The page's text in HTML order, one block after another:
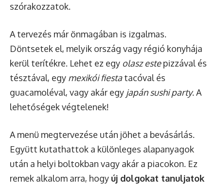
szórakozzatok.
A tervezés már önmagában is izgalmas.
Döntsetek el, melyik ország vagy régió konyhája
kerül terítékre. Lehet ez egy olasz estepizzával és
tésztával, egy mexikói fiestatacóval és
guacamoléval, vagy akár egy japán sushi party. A
lehetőségek végtelenek!
A menü megtervezése után jöhet a bevásárlás.
Együtt kutathattok a különleges alapanyagok
után a helyi boltokban vagy akár a piacokon. Ez
remek alkalom arra, hogy új dolgokat tanuljatok